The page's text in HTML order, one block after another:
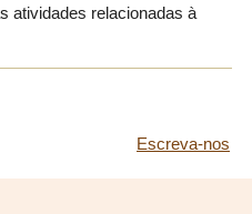
atividades relacionadas à
Escreva-nos